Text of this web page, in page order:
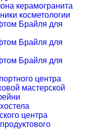
керамогранита
косметологии
Брайля для
Брайля для
Брайля для
центра
мастерской
центра